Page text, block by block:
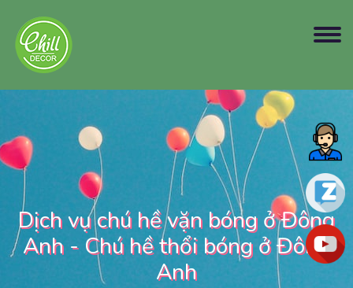
Dịch vụ chú hề vặn bóng ở Đông
Anh - Chú hề thổi bóng ở Đông
Anh